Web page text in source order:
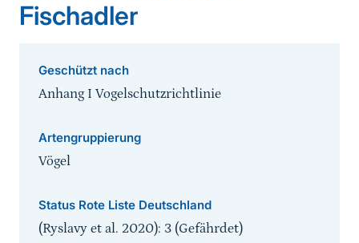
Fischadler
Geschützt nach
Anhang I Vogelschutzrichtlinie
Artengruppierung
Vögel
Status Rote Liste Deutschland
(Ryslavy et al. 2020): 3 (Gefährdet)